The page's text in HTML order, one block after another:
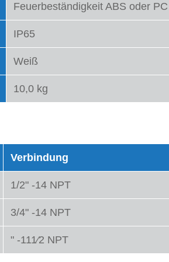
Feuerbeständigkeit ABS oder PC
IP65
Weiß
10,0 kg
Verbindung
1/2" -14 NPT
3/4" -14 NPT
" -111⁄2 NPT